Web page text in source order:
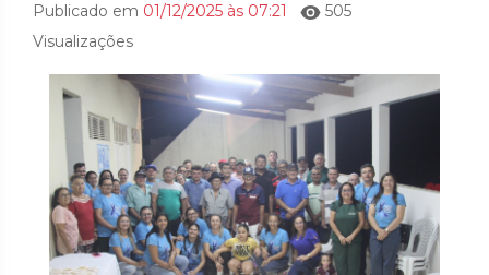
Publicado em 01/12/2025 às 07:21
505
Visualizações